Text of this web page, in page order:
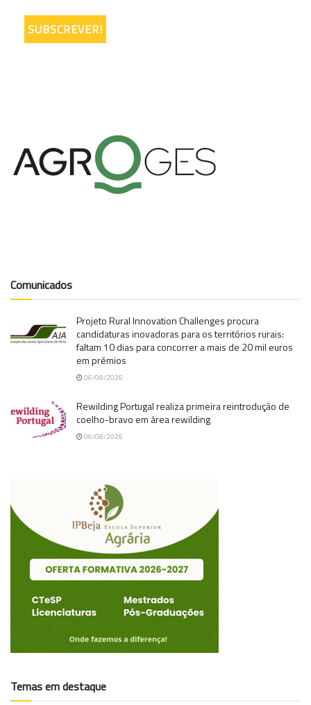
Comunicados
Projeto Rural Innovation Challenges procura
candidaturas inovadoras para os territórios rurais:
faltam 10 dias para concorrer a mais de 20 mil euros
em prémios
06/08/2026
Rewilding Portugal realiza primeira reintrodução de
coelho-bravo em área rewilding
06/08/2026
Temas em destaque